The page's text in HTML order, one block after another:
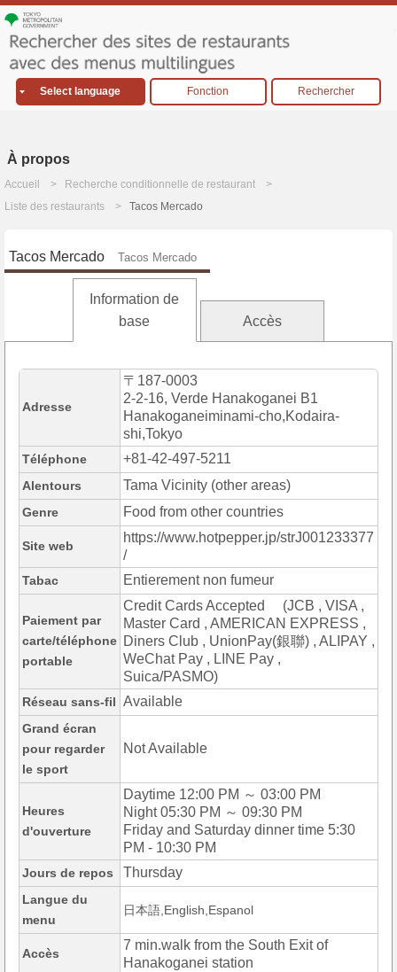
Select language Fonction Rechercher
À propos
Accueil
Recherche conditionnelle de restaurant
Liste des restaurants
Tacos Mercado
Tacos Mercado Tacos Mercado
Information de
base
Accès
Adresse
〒187-0003
2-2-16, Verde Hanakoganei B1
Hanakoganeiminami-cho,Kodaira-
shi,Tokyo
Téléphone +81-42-497-5211
Alentours Tama Vicinity (other areas)
Genre Food from other countries
Site web
https://www.hotpepper.jp/strJ001233377
/
Tabac Entierement non fumeur
Paiement par
carte/téléphone
portable
Credit Cards Accepted (JCB , VISA ,
Master Card , AMERICAN EXPRESS ,
Diners Club , UnionPay(銀聯) , ALIPAY ,
WeChat Pay , LINE Pay ,
Suica/PASMO)
Réseau sans-fil Available
Grand écran
pour regarder
le sport
Not Available
Heures
d'ouverture
Daytime 12:00 PM ～ 03:00 PM
Night 05:30 PM ～ 09:30 PM
Friday and Saturday dinner time 5:30
PM - 10:30 PM
Jours de repos Thursday
Langue du
menu
日本語,English,Espanol
Accès
7 min.walk from the South Exit of
Hanakoganei station